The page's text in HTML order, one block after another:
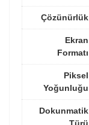
Çözünürlük
Ekran
Formatı
Piksel
Yoğunluğu
Dokunmatik
Türü